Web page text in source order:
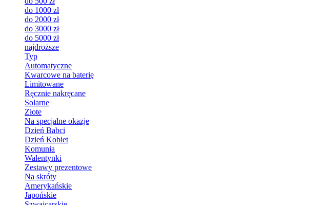
do 1000 zł
do 2000 zł
do 3000 zł
do 5000 zł
najdroższe
Typ
Automatyczne
Kwarcowe na baterię
Limitowane
Ręcznie nakręcane
Solarne
Złote
Na specjalne okazje
Dzień Babci
Dzień Kobiet
Komunia
Walentynki
Zestawy prezentowe
Na skróty
Amerykańskie
Japońskie